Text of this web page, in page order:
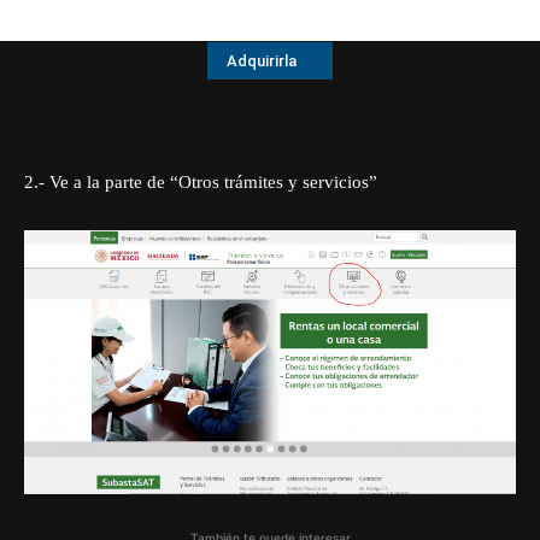
Adquirirla
2.- Ve a la parte de “Otros trámites y servicios”